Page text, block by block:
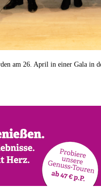
am 26. April in einer Gala in